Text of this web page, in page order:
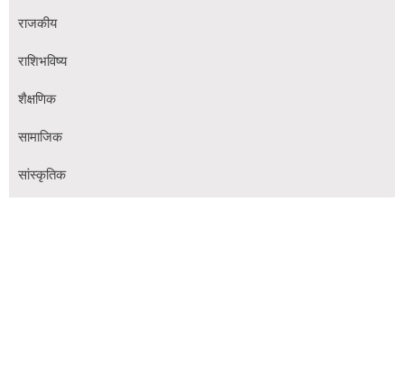
राजकीय
राशिभविष्य
शैक्षणिक
सामाजिक
सांस्कृतिक